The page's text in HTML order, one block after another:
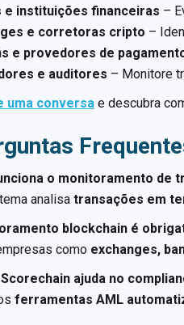
e instituições financeiras –
e corretoras cripto –
e provedores de
e auditores – Monitore
uma conversa e descubra
o monitoramento de
analisa transações em
blockchain é
como exchanges,
Scorechain ajuda no
ferramentas AML